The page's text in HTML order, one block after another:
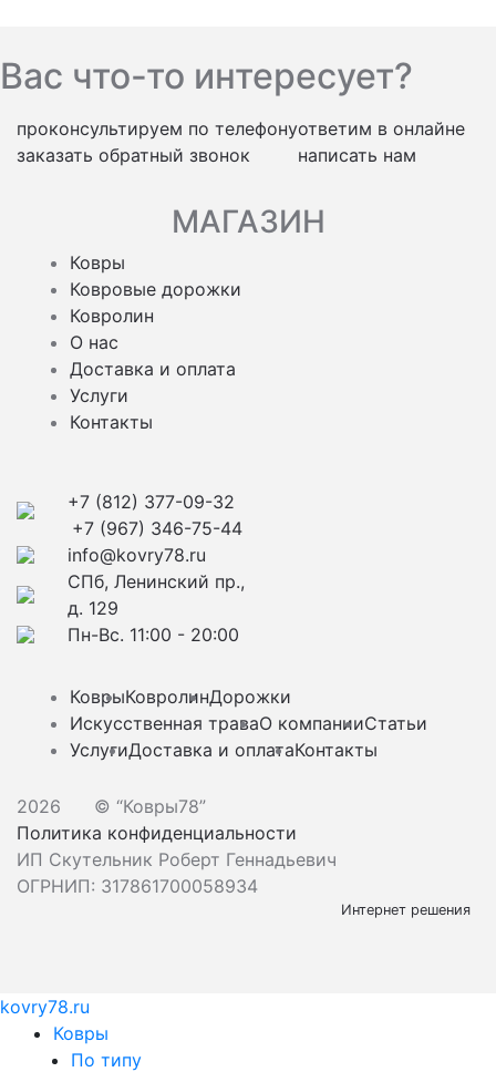
Вас что-то интересует?
проконсультируем по телефону
заказать обратный звонок
ответим в онлайне
написать нам
МАГАЗИН
Ковры
Ковровые дорожки
Ковролин
О нас
Доставка и оплата
Услуги
Контакты
+7 (812) 377-09-32
+7 (967) 346-75-44
info@kovry78.ru
СПб, Ленинский пр.,
д. 129
Пн-Вс. 11:00 - 20:00
КоврыКовролинДорожки
Искусственная траваО компанииСтатьи
УслугиДоставка и оплатаКонтакты
2026
© “Ковры78”
Политика конфиденциальности
ИП Скутельник Роберт Геннадьевич
ОГРНИП: 317861700058934
Интернет решения
kovry78.ru
Ковры
По типу